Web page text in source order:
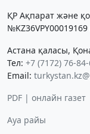
ҚР Ақпарат және
№KZ36VPY00019169
Астана қаласы,
Тел: +7 (7172) 76-
Email:
PDF | онлайн газет
Ауа райы